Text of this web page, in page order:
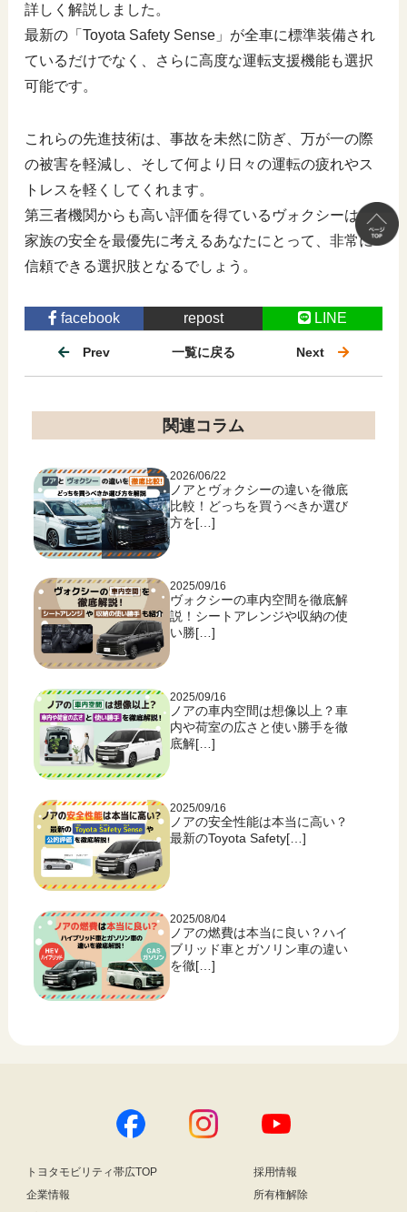
詳しく解説しました。
最新の「Toyota Safety Sense」が全車に標準装備され
ているだけでなく、さらに高度な運転支援機能も選択
可能です。
これらの先進技術は、事故を未然に防ぎ、万が一の際
の被害を軽減し、そして何より日々の運転の疲れやス
トレスを軽くしてくれます。
第三者機関からも高い評価を得ているヴォクシーは、
家族の安全を最優先に考えるあなたにとって、非常に
信頼できる選択肢となるでしょう。
facebook repost LINE
Prev 一覧に戻る Next
関連コラム
2026/06/22
ノアとヴォクシーの違いを徹底
比較！どっちを買うべきか選び
方を[…]
2025/09/16
ヴォクシーの車内空間を徹底解
説！シートアレンジや収納の使
い勝[…]
2025/09/16
ノアの車内空間は想像以上？車
内や荷室の広さと使い勝手を徹
底解[…]
2025/09/16
ノアの安全性能は本当に高い？
最新のToyota Safety[…]
2025/08/04
ノアの燃費は本当に良い？ハイ
ブリッド車とガソリン車の違い
を徹[…]
トヨタモビリティ帯広TOP
採用情報
企業情報
所有権解除